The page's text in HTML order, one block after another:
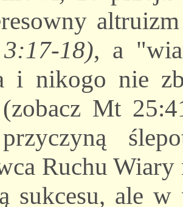
18), a
i nikogo nie
(zobacz Mt
Ruchu Wiary
sukcesu, ale